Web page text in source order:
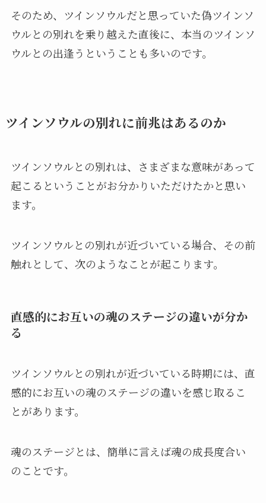
そのため、ツインソウルだと思っていた偽ツインソ
ウルとの別れを乗り越えた直後に、本当のツインソ
ウルとの出逢うということも多いのです。
ツインソウルの別れに前兆はあるのか
ツインソウルとの別れは、さまざまな意味があって
起こるということがお分かりいただけたかと思い
ます。
ツインソウルとの別れが近づいている場合、その前
触れとして、次のようなことが起こります。
直感的にお互いの魂のステージの違いが分か
る
ツインソウルとの別れが近づいている時期には、直
感的にお互いの魂のステージの違いを感じ取るこ
とがあります。
魂のステージとは、簡単に言えば魂の成長度合い
のことです。